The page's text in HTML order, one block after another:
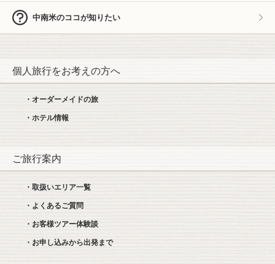
中南米のココが知りたい
個人旅行をお考えの方へ
・オーダーメイドの旅
・ホテル情報
ご旅行案内
・取扱いエリア一覧
・よくあるご質問
・お客様ツアー体験談
・お申し込みから出発まで